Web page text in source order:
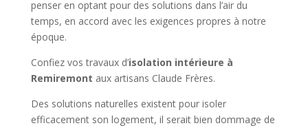
penser en optant pour des solutions dans l’air du
temps, en accord avec les exigences propres à notre
époque.
Confiez vos travaux d’isolation intérieure à
Remiremont aux artisans Claude Frères.
Des solutions naturelles existent pour isoler
efficacement son logement, il serait bien dommage de